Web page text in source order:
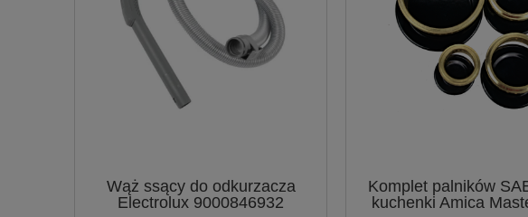
Wąż ssący do odkurzacza
Electrolux 9000846932
Komplet palników
kuchenki Amica